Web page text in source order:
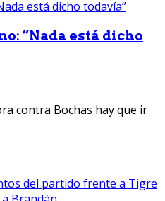
“Nada está dicho
contra Bochas hay que ir